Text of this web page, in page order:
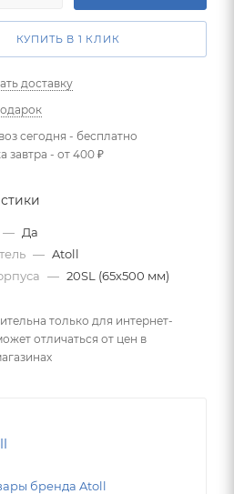
КУПИТЬ В 1 КЛИК
доставку
сегодня - бесплатно
завтра - от 400 ₽
— Да
— Atoll
— 20SL (65х500 мм)
только для интернет-
отличаться от цен в
бренда Atoll